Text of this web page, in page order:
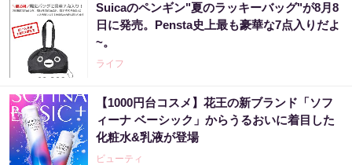
宝くじ狙うなら今！金運上げた当選者が暴露
PR（合同会社デジタルファーム ）
Amazon今日も見逃せない！80%OFF以上が
続々登場
PR（Amazon）
Suicaのペンギン"夏のラッキーバッグ"が8月8
日に発売。Pensta史上最も豪華な7点入りだよ
~。
ライフ
【1000円台コスメ】花王の新ブランド「ソフ
ィーナ ベーシック」からうるおいに着目した
化粧水&乳液が登場
ビューティ